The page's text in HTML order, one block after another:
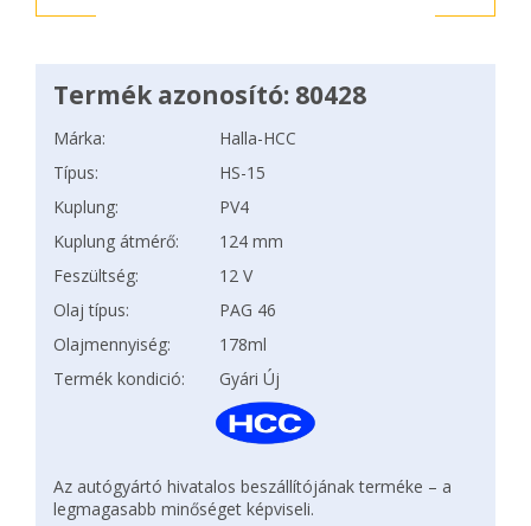
Termék azonosító: 80428
Márka:
Halla-HCC
Típus:
HS-15
Kuplung:
PV4
Kuplung átmérő:
124 mm
Feszültség:
12 V
Olaj típus:
PAG 46
Olajmennyiség:
178ml
Termék kondició:
Gyári Új
Az autógyártó hivatalos beszállítójának terméke – a
legmagasabb minőséget képviseli.